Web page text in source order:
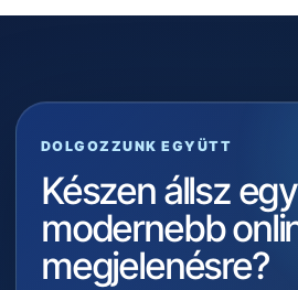
DOLGOZZUNK EGYÜTT
Készen állsz egy
modernebb
megjelenésre?